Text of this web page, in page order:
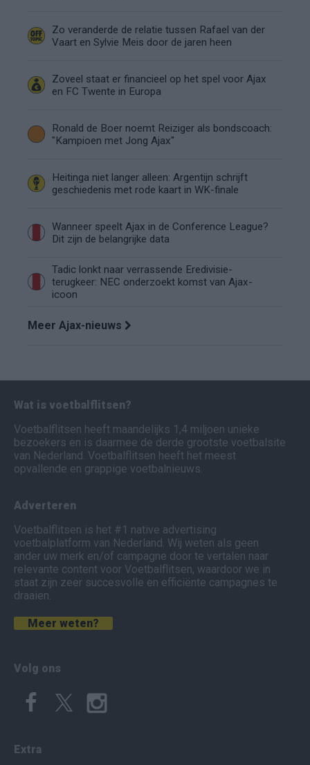
Zo veranderde de relatie tussen Rafael van der
Vaart en Sylvie Meis door de jaren heen
Zoveel staat er financieel op het spel voor Ajax
en FC Twente in Europa
Ronald de Boer noemt Reiziger als bondscoach:
"Kampioen met Jong Ajax"
Heitinga niet langer alleen: Argentijn schrijft
geschiedenis met rode kaart in WK-finale
Wanneer speelt Ajax in de Conference League?
Dit zijn de belangrijke data
Tadic lonkt naar verrassende Eredivisie-
terugkeer: NEC onderzoekt komst van Ajax-
icoon
Meer Ajax-nieuws
Wat is voetbalflitsen?
Voetbalflitsen heeft maandelijks 1,4 miljoen unieke
bezoekers en is daarmee de derde grootste voetbalsite
van Nederland. Voetbalflitsen heeft het meest
opvallende en grappige voetbalnieuws.
Adverteren
Voetbalflitsen is het #1 native advertising
voetbalplatform van Nederland. Wij weten als geen
ander uw merk en/of campagne door te vertalen naar
relevante content voor Voetbalflitsen, waardoor we in
staat zijn zeer succesvolle en efficiënte campagnes te
draaien.
Meer weten?
Volg ons
Extra